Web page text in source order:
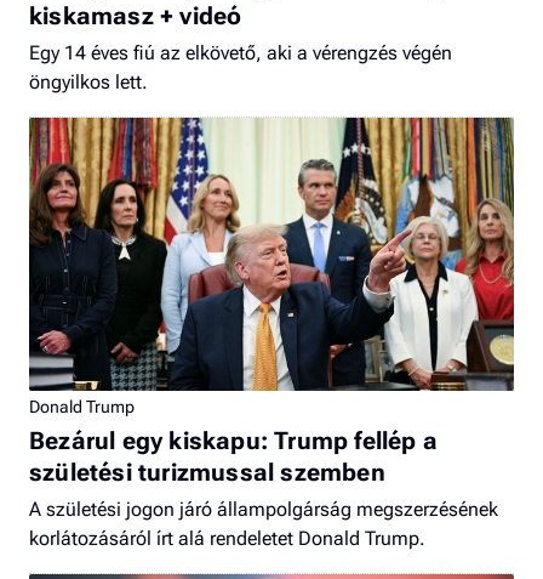
kiskamasz + videó
Egy 14 éves fiú az elkövető, aki a vérengzés végén
öngyilkos lett.
Donald Trump
Bezárul egy kiskapu: Trump fellép a
születési turizmussal szemben
A születési jogon járó állampolgárság megszerzésének
korlátozásáról írt alá rendeletet Donald Trump.